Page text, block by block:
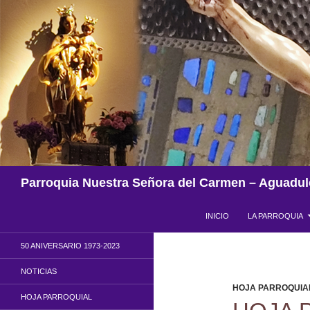
contenido
Parroquia Nuestra Señora del Carmen –
INICIO LA PARROQUIA
HOJA
50 ANIVERSARIO 1973-2023
NOTICIAS
HOJA PARROQUIAL